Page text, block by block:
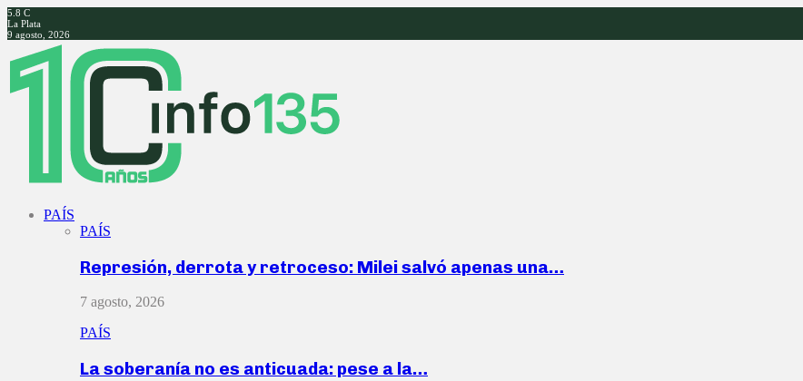
5.8 C
La Plata
9 agosto, 2026
Facebook
Twitter
Instagram
Youtube
PAÍS
PAÍS
Represión, derrota y retroceso: Milei salvó apenas una…
7 agosto, 2026
PAÍS
La soberanía no es anticuada: pese a la…